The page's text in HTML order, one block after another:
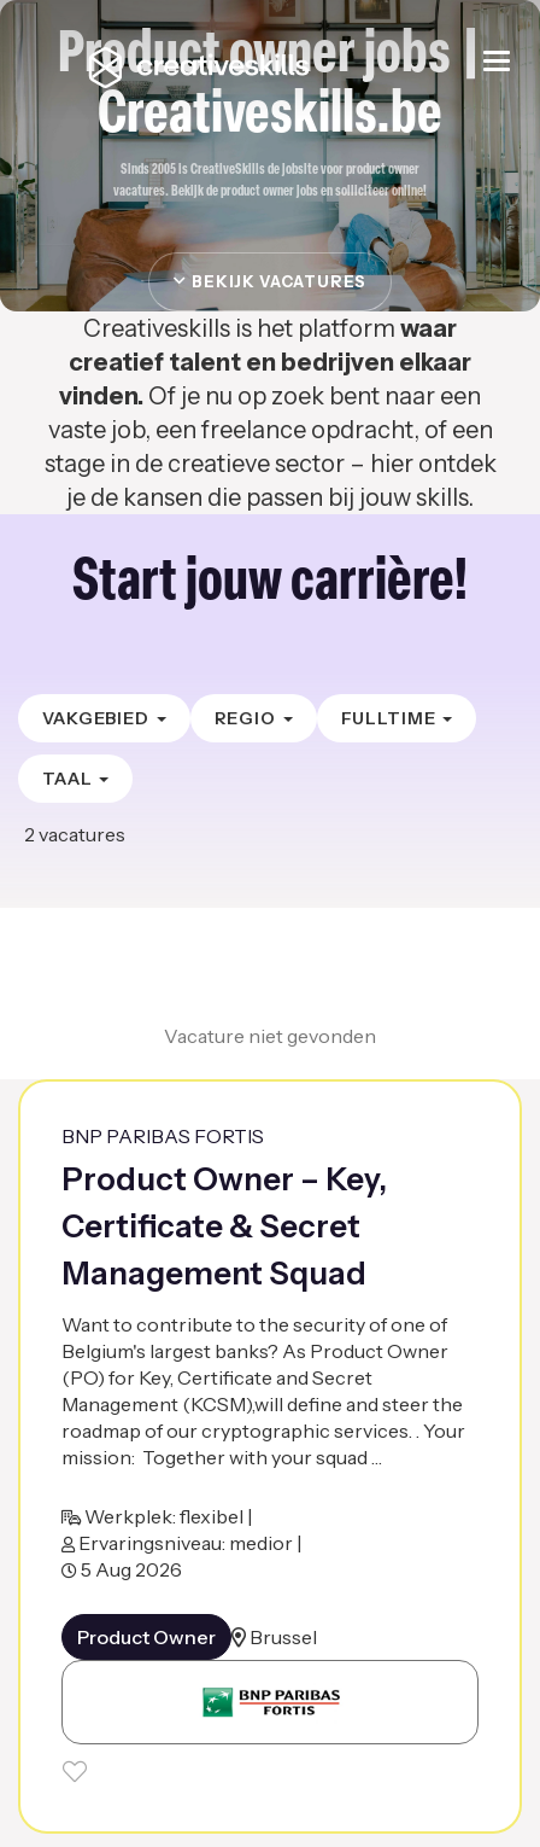
Product owner jobs |
Creativeskills.be
Sinds 2005 is CreativeSkills de jobsite voor product owner
vacatures. Bekijk de product owner jobs en solliciteer online!
BEKIJK VACATURES
Creativeskills is het platform waar
creatief talent en bedrijven elkaar
vinden. Of je nu op zoek bent naar een
vaste job, een freelance opdracht, of een
stage in de creatieve sector – hier ontdek
je de kansen die passen bij jouw skills.
Start jouw carrière!
VAKGEBIED REGIO FULLTIME
TAAL
2 vacatures
Vacature niet gevonden
BNP PARIBAS FORTIS
Product Owner – Key,
Certificate & Secret
Management Squad
Want to contribute to the security of one of
Belgium's largest banks? As Product Owner
(PO) for Key, Certificate and Secret
Management (KCSM),will define and steer the
roadmap of our cryptographic services. . Your
mission: Together with your squad …
Werkplek: flexibel |
Ervaringsniveau: medior |
5 Aug 2026
Product Owner Brussel